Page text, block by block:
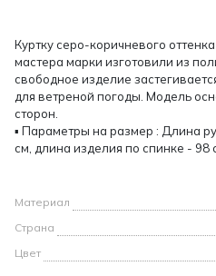
Куртку серо-коричневого
мастера марки изготовили из
свободное изделие
для ветреной погоды. Модель
сторон.
▪ Параметры на размер : Длина
см, длина изделия по спинке - 98
Материал
Страна
Цвет